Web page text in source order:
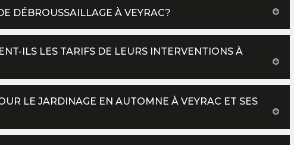
DÉBROUSSAILLAGE À VEYRAC?
ILS LES TARIFS DE LEURS INTERVENTIONS À
LE JARDINAGE EN AUTOMNE À VEYRAC ET SES